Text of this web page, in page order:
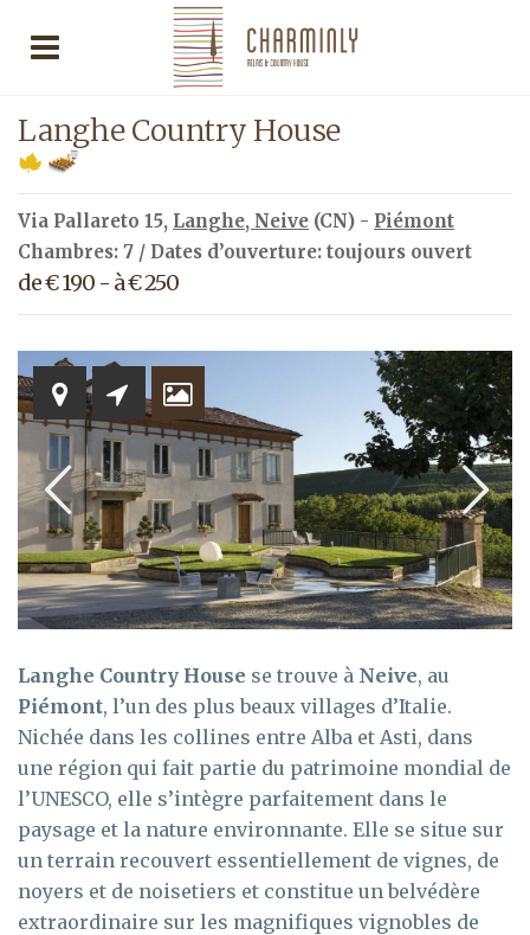
Langhe Country House
Via Pallareto 15, Langhe, Neive (CN) - Piémont
Chambres: 7 / Dates d’ouverture: toujours ouvert
de € 190 - à € 250
Langhe Country House se trouve à Neive, au
Piémont, l’un des plus beaux villages d’Italie.
Nichée dans les collines entre Alba et Asti, dans
une région qui fait partie du patrimoine mondial de
l’UNESCO, elle s’intègre parfaitement dans le
paysage et la nature environnante. Elle se situe sur
un terrain recouvert essentiellement de vignes, de
noyers et de noisetiers et constitue un belvédère
extraordinaire sur les magnifiques vignobles de